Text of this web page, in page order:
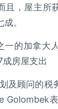
且，屋主所
。
及顾问的税
Golombek